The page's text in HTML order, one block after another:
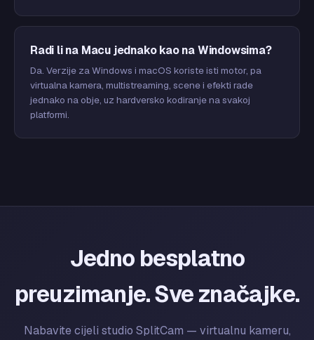
Radi li na Macu jednako kao na Windowsima?
Da. Verzije za Windows i macOS koriste isti motor, pa
virtualna kamera, multistreaming, scene i efekti rade
jednako na obje, uz hardversko kodiranje na svakoj
platformi.
Jedno besplatno
preuzimanje. Sve značajke.
Nabavite cijeli studio SplitCam — virtualnu kameru,